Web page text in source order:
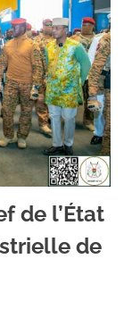
de l’État
de